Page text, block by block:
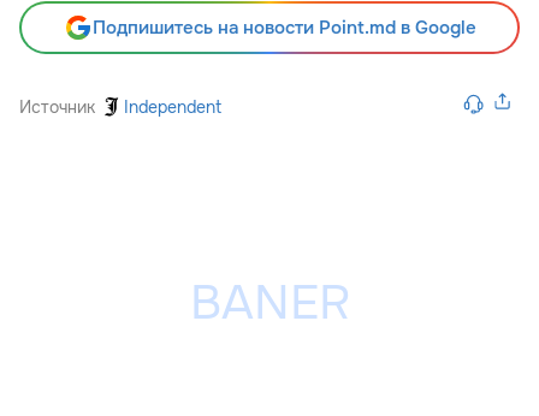
Подпишитесь на новости Point.md в Google
Источник Independent